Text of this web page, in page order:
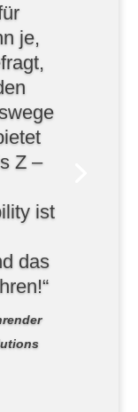
je,
Z –
ist
das